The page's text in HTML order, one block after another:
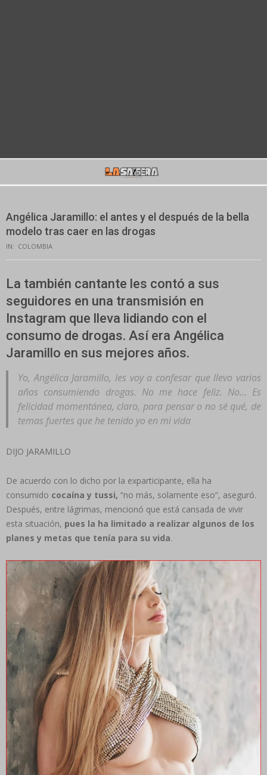
Angélica Jaramillo: el antes y el después de la bella
modelo tras caer en las drogas
IN: COLOMBIA
La también cantante les contó a sus
seguidores en una transmisión en
Instagram que lleva lidiando con el
consumo de drogas. Así era Angélica
Jaramillo en sus mejores años.
Yo, Angélica Jaramillo, les voy a confesar que llevo varios
años consumiendo drogas. No me hace feliz. No… Es
felicidad momentánea, claro, para pensar o no sé qué, de
temas fuertes que he tenido yo en mi vida
DIJO JARAMILLO
De acuerdo con lo dicho por la exparticipante, ella ha
consumido cocaína y tussi, “no más, solamente eso”, aseguró.
Después, entre lágrimas, mencionó que está cansada de vivir
esta situación, pues la ha limitado a realizar algunos de los
planes y metas que tenía para su vida.